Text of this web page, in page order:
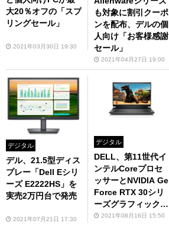
大20％オフの「スプ
リングセール」
2021年03月30日 19:30
も対象に割引クーポ
ンを配布、デルの個
人向け「お客様感謝
セール」
2021年04月27日 19:00
デジタル
デル、21.5型ディス
プレー「Dell Eシリ
ーズ E2222HS」を
実売2万円台で発売
2021年07月21日 17:30
デジタル
DELL、第11世代イ
ンテルCoreプロセ
ッサーとNVIDIA Ge
Force RTX 30シリ
ーズグラフィックス
を搭載したゲーミン
2021年08月16日 15:50